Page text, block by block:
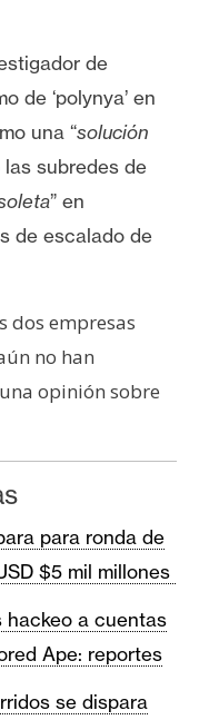
de
de ‘polynya’ en
una “solución
las subredes de
” en
de escalado de
dos empresas
no han
opinión sobre
para ronda de
$5 mil millones
hackeo a cuentas
Ape: reportes
se dispara